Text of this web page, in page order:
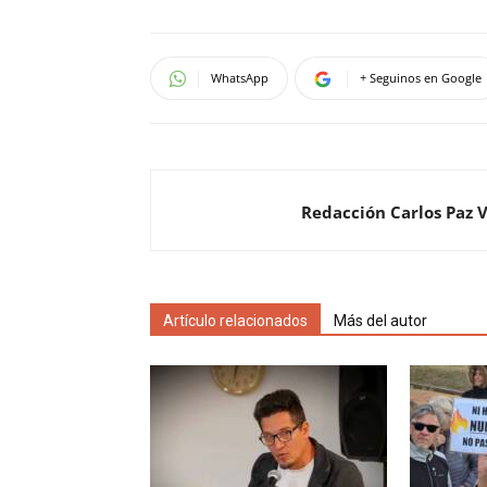
WhatsApp + Seguinos en Google
Redacción Carlos Paz
Artículo relacionados Más del autor